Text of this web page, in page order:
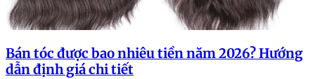
Bán tóc được bao nhiêu tiền năm 2026? Hướng
dẫn định giá chi tiết